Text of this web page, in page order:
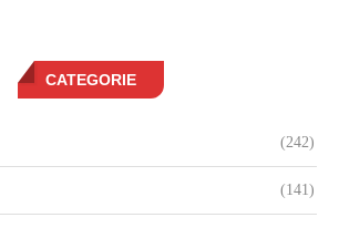
CATEGORIE
(242)
(141)